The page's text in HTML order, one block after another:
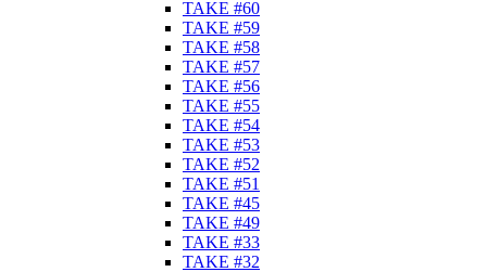
TAKE #60
TAKE #59
TAKE #58
TAKE #57
TAKE #56
TAKE #55
TAKE #54
TAKE #53
TAKE #52
TAKE #51
TAKE #45
TAKE #49
TAKE #33
TAKE #32